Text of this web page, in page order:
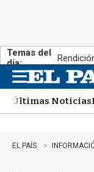
Temas del
día:
n
uÚltimas Noticias
EL PAÍS